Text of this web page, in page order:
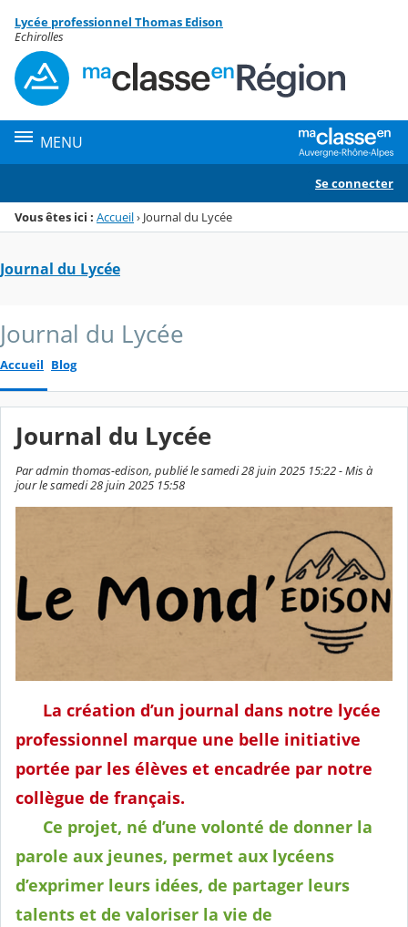
Menu de la rubrique
Contenu
Lycée professionnel Thomas Edison
Echirolles
MENU
Se connecter
Vous êtes ici : Accueil› Journal du Lycée
Journal du Lycée
Journal du Lycée
Accueil Blog
Journal du Lycée
Par admin thomas-edison, publié le samedi 28 juin 2025 15:22 - Mis à
jour le samedi 28 juin 2025 15:58
La création d’un journal dans notre lycée
professionnel marque une belle initiative
portée par les élèves et encadrée par notre
collègue de français.
Ce projet, né d’une volonté de donner la
parole aux jeunes, permet aux lycéens
d’exprimer leurs idées, de partager leurs
talents et de valoriser la vie de